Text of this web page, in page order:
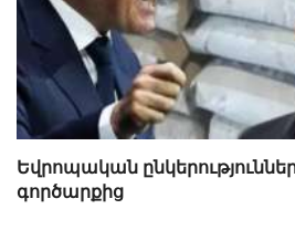
Եվրոպական
գործարքից